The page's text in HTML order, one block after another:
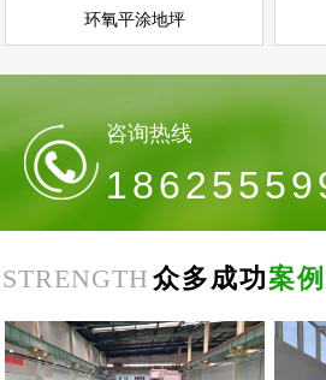
环氧平涂地坪
咨询热线
STRENGTH 众多成功案例
郑
州
思
念
食
品
环
氧
自
平